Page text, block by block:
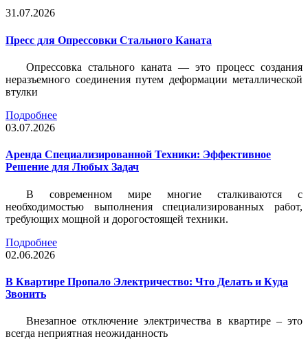
31.07.2026
Пресс для Опрессовки Стального Каната
Опрессовка стального каната — это процесс создания
неразъемного соединения путем деформации металлической
втулки
Подробнее
03.07.2026
Аренда Специализированной Техники: Эффективное
Решение для Любых Задач
В современном мире многие сталкиваются с
необходимостью выполнения специализированных работ,
требующих мощной и дорогостоящей техники.
Подробнее
02.06.2026
В Квартире Пропало Электричество: Что Делать и Куда
Звонить
Внезапное отключение электричества в квартире – это
всегда неприятная неожиданность